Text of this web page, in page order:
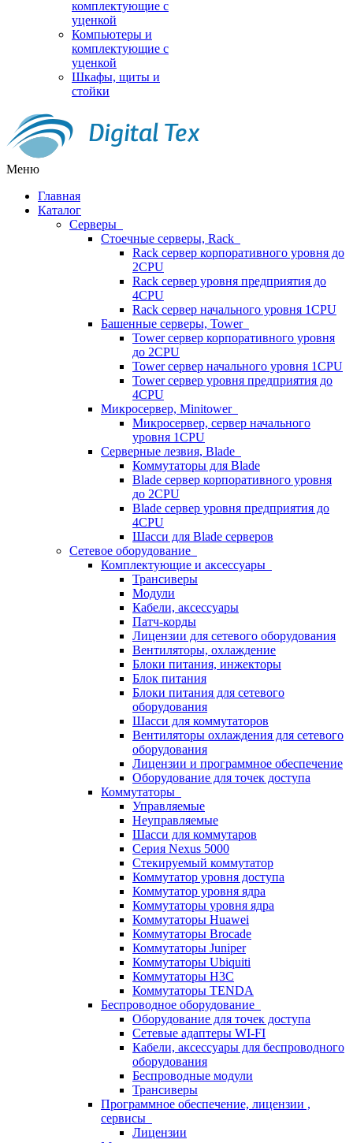
комплектующие с
уценкой
Компьютеры и
комплектующие с
уценкой
Шкафы, щиты и
стойки
Меню
Главная
Каталог
Серверы
Стоечные серверы, Rack
Rack сервер корпоративного уровня до
2CPU
Rack сервер уровня предприятия до
4CPU
Rack сервер начального уровня 1CPU
Башенные серверы, Tower
Tower сервер корпоративного уровня
до 2CPU
Tower сервер начального уровня 1CPU
Tower сервер уровня предприятия до
4CPU
Микросервер, Minitower
Микросервер, сервер начального
уровня 1CPU
Серверные лезвия, Blade
Коммутаторы для Blade
Blade сервер корпоративного уровня
до 2CPU
Blade сервер уровня предприятия до
4CPU
Шасси для Blade серверов
Сетевое оборудование
Комплектующие и аксессуары
Трансиверы
Модули
Кабели, аксессуары
Патч-корды
Лицензии для сетевого оборудования
Вентиляторы, охлаждение
Блоки питания, инжекторы
Блок питания
Блоки питания для сетевого
оборудования
Шасси для коммутаторов
Вентиляторы охлаждения для сетевого
оборудования
Лицензии и программное обеспечение
Оборудование для точек доступа
Коммутаторы
Управляемые
Неуправляемые
Шасси для коммутаров
Серия Nexus 5000
Стекируемый коммутатор
Коммутатор уровня доступа
Коммутатор уровня ядра
Коммутаторы уровня ядра
Коммутаторы Huawei
Коммутаторы Brocade
Коммутаторы Juniper
Коммутаторы Ubiquiti
Коммутаторы H3C
Коммутаторы TENDA
Беспроводное оборудование
Оборудование для точек доступа
Сетевые адаптеры WI-FI
Кабели, аксессуары для беспроводного
оборудования
Беспроводные модули
Трансиверы
Программное обеспечение, лицензии ,
сервисы
Лицензии